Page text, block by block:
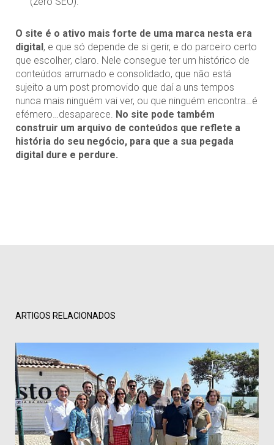
O site é o ativo mais forte de uma marca nesta era
digital, e que só depende de si gerir, e do parceiro certo
que escolher, claro. Nele consegue ter um histórico de
conteúdos arrumado e consolidado, que não está
sujeito a um post promovido que daí a uns tempos
nunca mais ninguém vai ver, ou que ninguém encontra…é
efémero…desaparece. No site pode também
construir um arquivo de conteúdos que reflete a
história do seu negócio, para que a sua pegada
digital dure e perdure.
ARTIGOS RELACIONADOS